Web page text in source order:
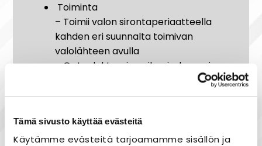
Tämä sivusto käyttää evästeitä
Käytämme evästeitä tarjoamamme sisällön ja
Toiminta
– Toimii valon sirontaperiaatteella
kahden eri suunnalta toimivan
valolähteen avulla
– Optoelektroninen ilmaisukammio
huomaa silti sekä tummat että
– Kaksi ylimääräistä lämpötunnistinta
lisäävät ilmaisimen immuniteettia